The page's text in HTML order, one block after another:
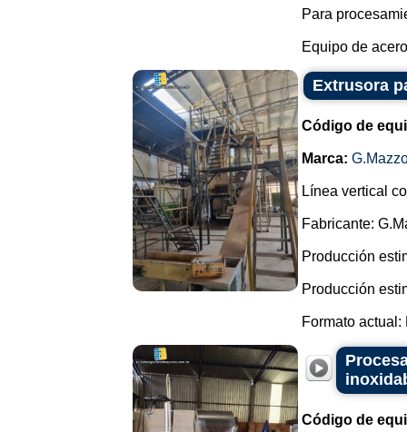
Para
Equipo de
Extrusora
Código de
Marca:
Línea vertical
Fabricante:
Producción
Producción
Formato actual:
Código de